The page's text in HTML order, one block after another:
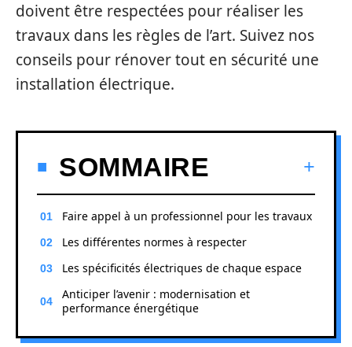
doivent être respectées pour réaliser les
travaux dans les règles de l’art. Suivez nos
conseils pour rénover tout en sécurité une
installation électrique.
SOMMAIRE
Faire appel à un professionnel pour les travaux
Les différentes normes à respecter
Les spécificités électriques de chaque espace
Anticiper l’avenir : modernisation et
performance énergétique